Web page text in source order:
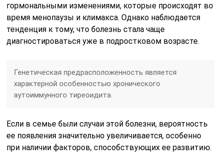
гормональными изменениями, которые происходят во
время менопаузы и климакса. Однако наблюдается
тенденция к тому, что болезнь стала чаще
диагностироваться уже в подростковом возрасте.
Генетическая предрасположенность является
характерной особенностью хронического
аутоиммунного тиреоидита.
Если в семье были случаи этой болезни, вероятность
ее появления значительно увеличивается, особенно
при наличии факторов, способствующих ее развитию.